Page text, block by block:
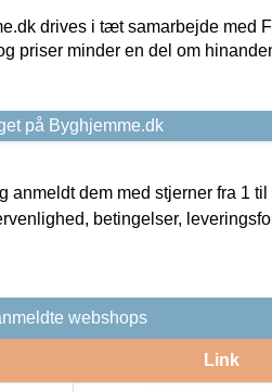
drives i tæt samarbejde med
priser minder en del om
på Byghjemme.dk
dem med stjerner fra 1 til
betingelser,
webshops
Link